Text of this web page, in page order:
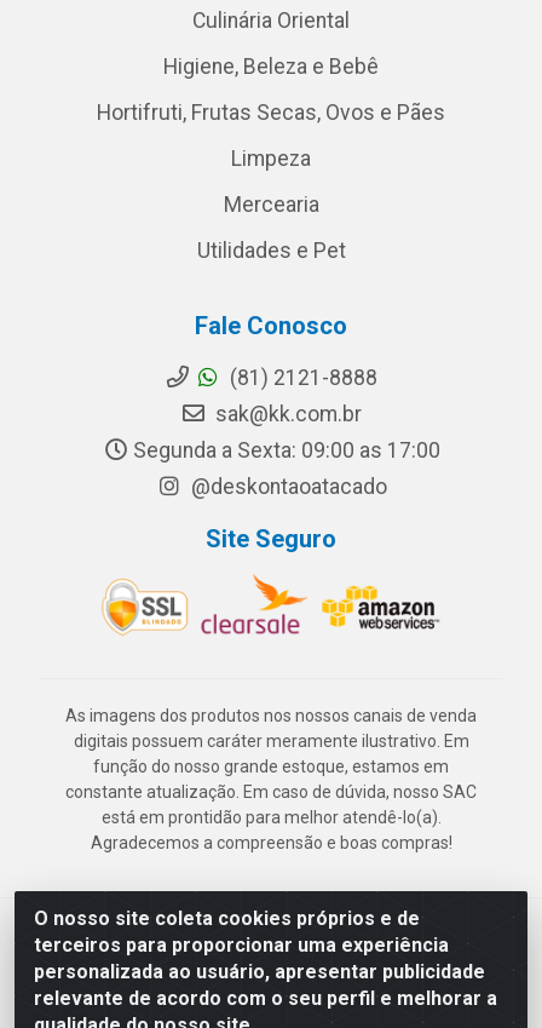
O nosso site coleta cookies próprios e de
terceiros para proporcionar uma experiência
personalizada ao usuário, apresentar publicidade
relevante de acordo com o seu perfil e melhorar a
Culinária Oriental
Higiene, Beleza e Bebê
Hortifruti, Frutas Secas, Ovos e Pães
Limpeza
Mercearia
Utilidades e Pet
Fale Conosco
(81) 2121-8888
sak@kk.com.br
Segunda a Sexta: 09:00 as 17:00
@deskontaoatacado
Site Seguro
As imagens dos produtos nos nossos canais de venda
digitais possuem caráter meramente ilustrativo. Em
função do nosso grande estoque, estamos em
constante atualização. Em caso de dúvida, nosso SAC
está em prontidão para melhor atendê-lo(a).
Agradecemos a compreensão e boas compras!
Deskontão Atacado - Av. Marechal Mascarenhas de Morais, 2471 -
Imbiribeira - Recife/PE - CEP 51.150-001 - CNPJ 24.150.377/0003-
57